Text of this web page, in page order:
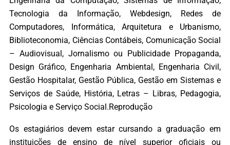
Tecnologia da Informação, Webdesign, Redes de
Computadores, Informática, Arquitetura e Urbanismo,
Biblioteconomia, Ciências Contábeis, Comunicação Social
– Audiovisual, Jornalismo ou Publicidade Propaganda,
Design Gráfico, Engenharia Ambiental, Engenharia Civil,
Gestão Hospitalar, Gestão Pública, Gestão em Sistemas e
Serviços de Saúde, História, Letras – Libras, Pedagogia,
Psicologia e Serviço Social.Reprodução
Os estagiários devem estar cursando a graduação em
instituições de ensino de nível superior oficiais ou